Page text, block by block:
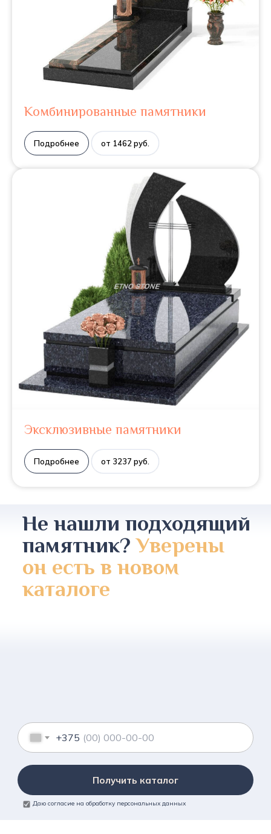
Комбинированные памятники
Подробнее от 1462 руб.
Эксклюзивные памятники
Подробнее от 3237 руб.
Не нашли подходящий
памятник?Уверены
он есть в новом
каталоге
+375
Получить каталог
Даю согласие на обработку персональных данных